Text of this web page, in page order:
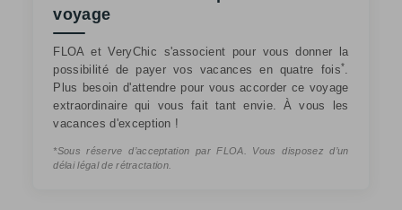
voyage
FLOA et VeryChic s'associent pour vous donner la
possibilité de payer vos vacances en quatre fois*
Plus besoin d'attendre pour vous accorder ce voyage
extraordinaire qui vous fait tant envie. À vous les
vacances d'exception !
*Sous réserve d’acceptation par FLOA. Vous disposez d’un
délai légal de rétractation.